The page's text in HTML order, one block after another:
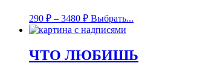
290 ₽ – 3480 ₽ Выбрать...
ЧТО ЛЮБИШЬ